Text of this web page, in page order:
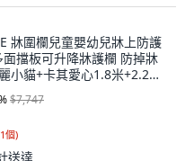
擋板可升降牀護欄 防掉牀
小貓+卡其愛心1.8米+2.2米
面組合
$7,747
送達